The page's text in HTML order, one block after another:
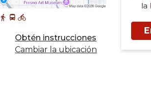
Obtén instrucciones
Cambiar la ubicación
la